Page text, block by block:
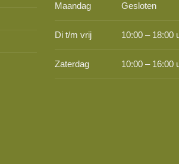
Maandag Gesloten
Di t/m vrij 10:00 – 18:00
Zaterdag 10:00 – 16:00